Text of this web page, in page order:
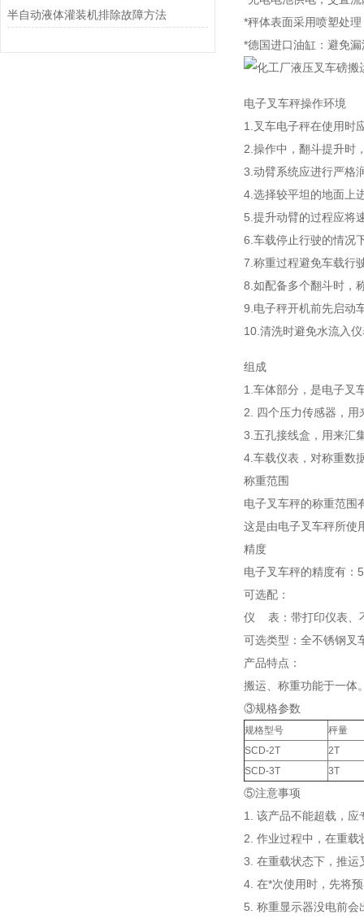
半自动液体灌装机排除故障方法
*秤体表面采用喷塑处
*德国进口油缸：避免
电子叉车秤操作环境
1.叉车电子秤在使用时
2.操作中，翻斗提升时
3.动臂系统应进行严格
4.选择较平坦的地面上
5.提升动臂的过程应将
6.车载停止行驶的情况
7.称重过程避免车载行
8.如配备多个翻斗时，
9.电子秤开机前先启动
10.清洗时避免水流入
组成
1.车体部分，是电子叉
2. 四个压力传感器，
3.五孔接线盒，用来汇
4.车载仪表，对称重数
称重范围
电子叉车秤的称重范
这是由电子叉车秤所使
精度
电子叉车秤的精度有
可选配：
仪 表：带打印仪表、
可选类型：全不锈钢叉
产品特点：
搬运、称重功能于一体
③规格参数
规格型号
秤量
SCD-2T
2T
SCD-3T
3T
⑤注意事项
1. 该产品不能超载，
2. 作业过程中，在重
3. 在重载状态下，推运
4. 在*次使用时，先将
5. 称重显示器没电前